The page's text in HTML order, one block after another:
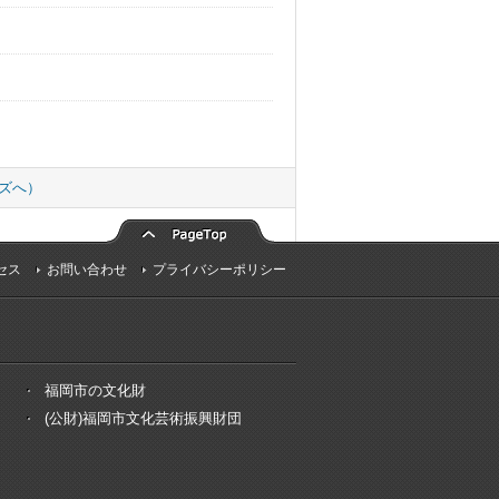
へ）
ス お問い合わせ プライバシーポリシー
福岡市の文化財
(公財)福岡市文化芸術振興財団